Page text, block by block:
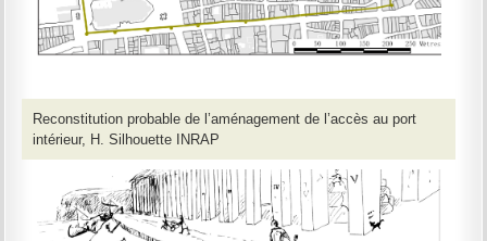
Reconstitution probable de l’aménagement de l’accès au port
intérieur, H. Silhouette INRAP